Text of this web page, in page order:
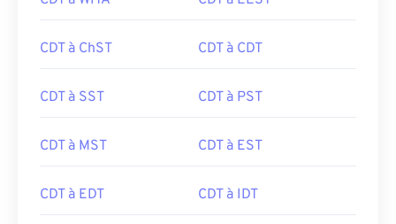
CDT à ChST CDT à CDT
CDT à SST CDT à PST
CDT à MST CDT à EST
CDT à EDT CDT à IDT